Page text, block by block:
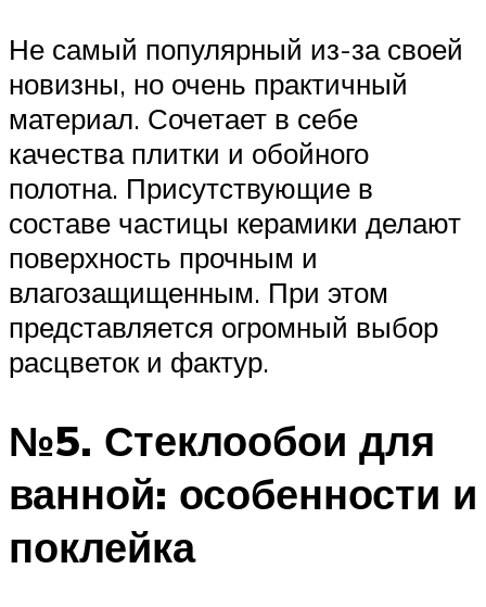
Не самый популярный из-за своей
новизны, но очень практичный
материал. Сочетает в себе
качества плитки и обойного
полотна. Присутствующие в
составе частицы керамики делают
поверхность прочным и
влагозащищенным. При этом
представляется огромный выбор
расцветок и фактур.
№5. Стеклообои для
ванной: особенности и
поклейка